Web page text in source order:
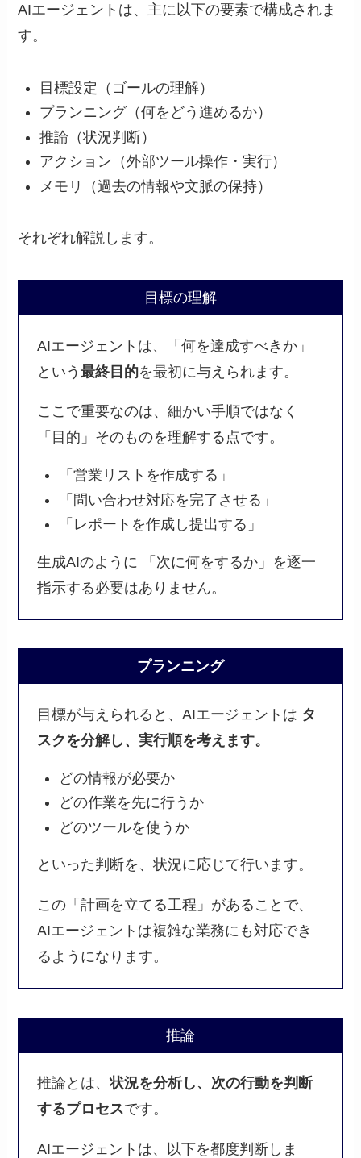
AIエージェントは、主に以下の要素で構成されま
す。
目標設定（ゴールの理解）
プランニング（何をどう進めるか）
推論（状況判断）
アクション（外部ツール操作・実行）
メモリ（過去の情報や文脈の保持）
それぞれ解説します。
目標の理解
AIエージェントは、「何を達成すべきか」
という 最終目的を最初に与えられます。
ここで重要なのは、細かい手順ではなく
「目的」そのものを理解する点です。
「営業リストを作成する」
「問い合わせ対応を完了させる」
「レポートを作成し提出する」
生成AIのように 「次に何をするか」を逐一
指示する必要はありません。
プランニング
目標が与えられると、AIエージェントは タ
スクを分解し、実行順を考えます。
どの情報が必要か
どの作業を先に行うか
どのツールを使うか
といった判断を、状況に応じて行います。
この「計画を立てる工程」があることで、
AIエージェントは複雑な業務にも対応でき
るようになります。
推論
推論とは、状況を分析し、次の行動を判断
するプロセスです。
AIエージェントは、以下を都度判断しま